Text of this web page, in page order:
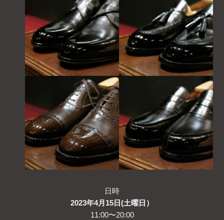
日時
2023年4月15日(土曜日）
11:00〜20:00